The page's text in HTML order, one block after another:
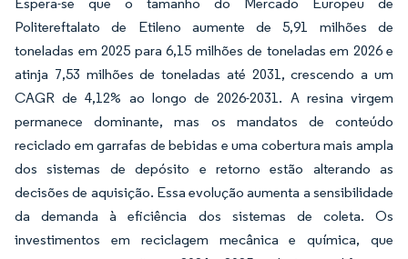
Politereftalato de Etileno aumente de 5,91 milhões de
toneladas em 2025 para 6,15 milhões de toneladas em 2026 e
atinja 7,53 milhões de toneladas até 2031, crescendo a um
CAGR de 4,12% ao longo de 2026-2031. A resina virgem
permanece dominante, mas os mandatos de conteúdo
reciclado em garrafas de bebidas e uma cobertura mais ampla
dos sistemas de depósito e retorno estão alterando as
decisões de aquisição. Essa evolução aumenta a sensibilidade
da demanda à eficiência dos sistemas de coleta. Os
investimentos em reciclagem mecânica e química, que